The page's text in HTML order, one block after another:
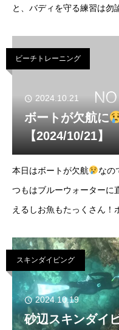
と、バディを守る練習は勿
(bottom) -40m晴れ
ビーチトレーニング
2024.10.21
ボートが欠航に
【2024/10/21】
本日はボートが欠航
なの
つもはブルーウォーターに
えるしお魚もたっくさん！
うございました～！
スキンダイビング
2024.10.19
砂辺スキンダイ